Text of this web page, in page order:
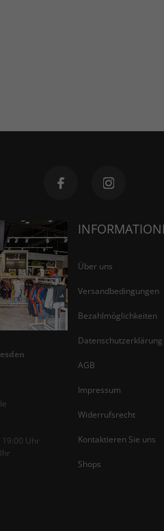
Uhr
Über uns
Versandbedingungen
Bezahlmöglichkeiten
Datenschutzerklärung
AGB
Impressum
Widerrufsrecht
Kontaktieren Sie uns
Shops